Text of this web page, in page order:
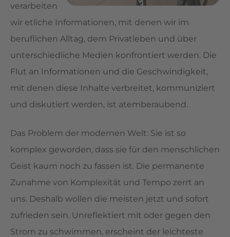
verarbeiten
wir etliche Informationen, mit denen wir im
beruflichen Alltag, dem Privatleben und über
unterschiedliche Medien konfrontiert werden. Die
Flut an Informationen und die Geschwindigkeit,
mit denen diese Inhalte verbreitet, kommuniziert
und diskutiert werden, ist atemberaubend.
Das Problem der modernen Welt: Sie ist so
komplex geworden, dass sie für den menschlichen
Geist kaum noch zu fassen ist. Die permanente
Zunahme von Komplexität und Tempo zerrt an
uns. Deshalb wollen die meisten jetzt und sofort
zufrieden sein. Unreflektiert mit oder gegen den
Strom zu schwimmen, erscheint der leichteste